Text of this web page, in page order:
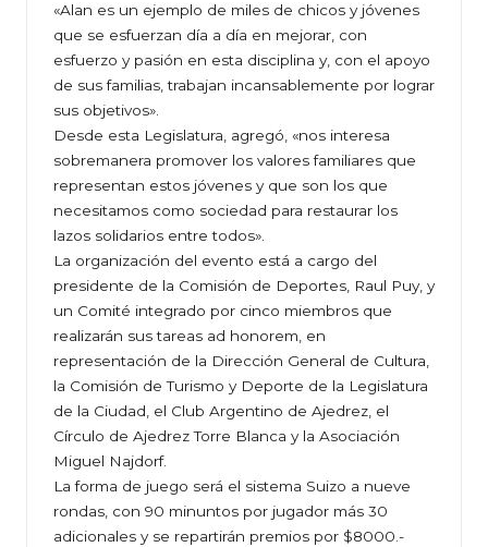
«Alan es un ejemplo de miles de chicos y jóvenes
que se esfuerzan día a día en mejorar, con
esfuerzo y pasión en esta disciplina y, con el apoyo
de sus familias, trabajan incansablemente por lograr
sus objetivos».
Desde esta Legislatura, agregó, «nos interesa
sobremanera promover los valores familiares que
representan estos jóvenes y que son los que
necesitamos como sociedad para restaurar los
lazos solidarios entre todos».
La organización del evento está a cargo del
presidente de la Comisión de Deportes, Raul Puy, y
un Comité integrado por cinco miembros que
realizarán sus tareas ad honorem, en
representación de la Dirección General de Cultura,
la Comisión de Turismo y Deporte de la Legislatura
de la Ciudad, el Club Argentino de Ajedrez, el
Círculo de Ajedrez Torre Blanca y la Asociación
Miguel Najdorf.
La forma de juego será el sistema Suizo a nueve
rondas, con 90 minuntos por jugador más 30
adicionales y se repartirán premios por $8000.-